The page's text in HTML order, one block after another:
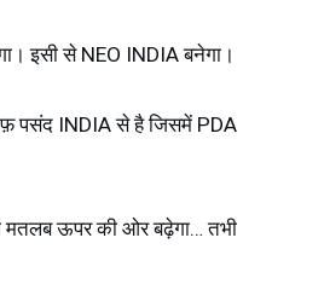
इसी से NEO INDIA बनेगा।
पसंद INDIA से है जिसमें PDA
ऊपर की ओर बढ़ेगा… तभी